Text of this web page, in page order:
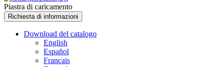
Piastra di caricamento
Richiesta di informazioni
Download del catalogo
English
Español
Français